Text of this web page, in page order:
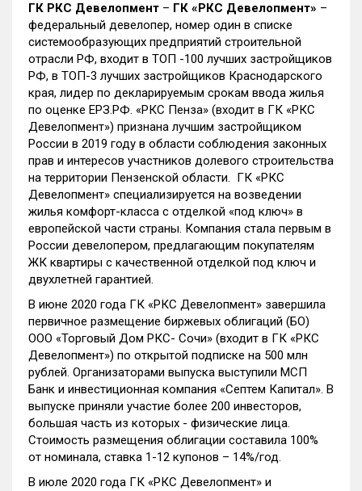
ГК РКС Девелопмент – ГК «РКС Девелопмент» –
федеральный девелопер, номер один в списке
системообразующих предприятий строительной
отрасли РФ, входит в ТОП -100 лучших застройщиков
РФ, в ТОП-3 лучших застройщиков Краснодарского
края, лидер по декларируемым срокам ввода жилья
по оценке ЕРЗ.РФ. «РКС Пенза» (входит в ГК «РКС
Девелопмент») признана лучшим застройщиком
России в 2019 году в области соблюдения законных
прав и интересов участников долевого строительства
на территории Пензенской области. ГК «РКС
Девелопмент» специализируется на возведении
жилья комфорт-класса с отделкой «под ключ» в
европейской части страны. Компания стала первым в
России девелопером, предлагающим покупателям
ЖК квартиры с качественной отделкой под ключ и
двухлетней гарантией.
В июне 2020 года ГК «РКС Девелопмент» завершила
первичное размещение биржевых облигаций (БО)
ООО «Торговый Дом РКС- Сочи» (входит в ГК «РКС
Девелопмент») по открытой подписке на 500 млн
рублей. Организаторами выпуска выступили МСП
Банк и инвестиционная компания «Септем Капитал». В
выпуске приняли участие более 200 инвесторов,
большая часть из которых - физические лица.
Стоимость размещения облигации составила 100%
от номинала, ставка 1-12 купонов – 14%/год.
В июле 2020 года ГК «РКС Девелопмент» и